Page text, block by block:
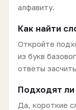
алфавиту.
Как найти
Откройте
из букв
ответы
Подходят ли
Да, короткие